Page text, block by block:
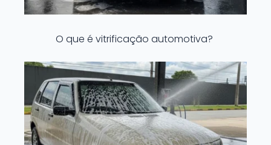
O que é vitrificação automotiva?